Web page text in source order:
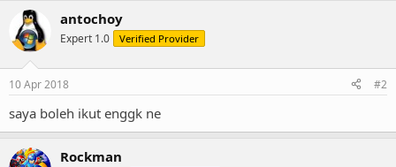
t
i
s
antochoy
Expert 1.0 Verified Provider
10 Apr 2018 #2
saya boleh ikut enggk ne
Rockman